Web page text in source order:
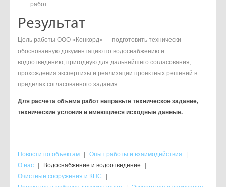
работ.
Результат
Цель работы ООО «Конкорд» — подготовить технически
обоснованную документацию по водоснабжению и
водоотведению, пригодную для дальнейшего согласования,
прохождения экспертизы и реализации проектных решений в
пределах согласованного задания.
Для расчета объема работ направьте техническое задание,
технические условия и имеющиеся исходные данные.
Новости по объектам Опыт работы и взаимодействия
О нас
Водоснабжение и водоотведение
Очистные сооружения и КНС